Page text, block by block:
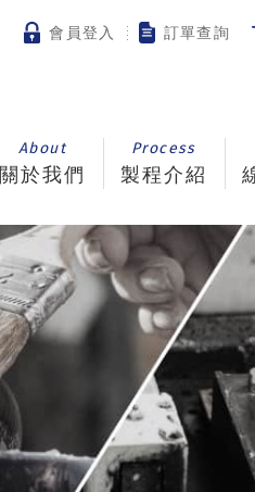
會員登入 訂單查詢
About
關於我們
Process
製程介紹